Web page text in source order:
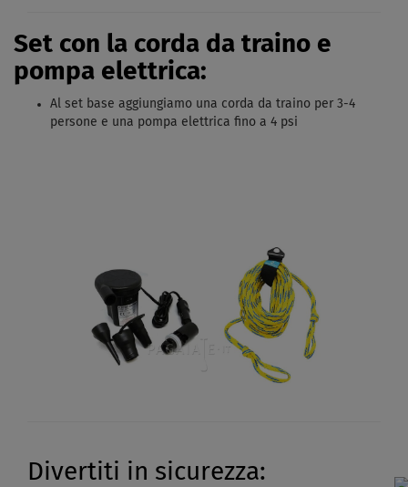
Set con la corda da traino e
pompa elettrica:
Al set base aggiungiamo una corda da traino per 3-4
persone e una pompa elettrica fino a 4 psi
Divertiti in sicurezza: